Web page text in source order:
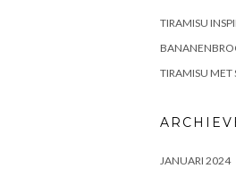
TIRAMISU
TIRAMISU MET
JANUARI 2024